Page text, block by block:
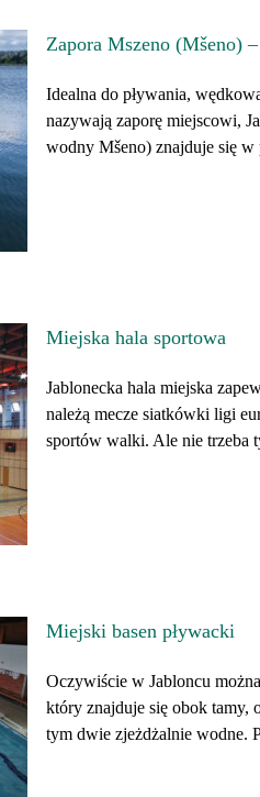
Zapora Mszeno (Mšeno)
Idealna do pływania,
nazywają zaporę miejscowi,
wodny Mšeno) znajduje się
Miejska hala sportowa
Jablonecka hala miejska
należą mecze siatkówki ligi
sportów walki. Ale nie trzeba
Miejski basen pływacki
Oczywiście w Jabloncu
który znajduje się obok tamy,
tym dwie zjeżdżalnie wodne.